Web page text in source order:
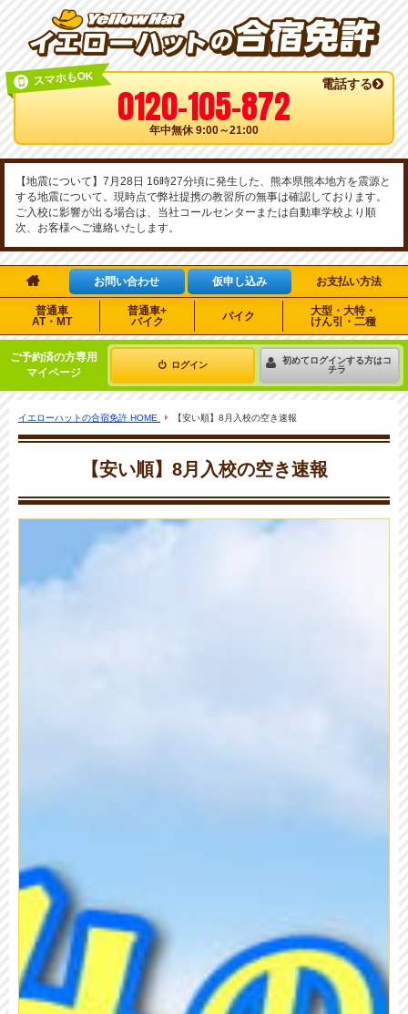
スマホもOK 電話する
0120-105-872
年中無休 9:00～21:00
【地震について】7月28日 16時27分頃に発生した、熊本県熊本地方を震源と
する地震について。現時点で弊社提携の教習所の無事は確認しております。
ご入校に影響が出る場合は、当社コールセンターまたは自動車学校より順
次、お客様へご連絡いたします。
 お問い合わせ 仮申し込み お支払い方法
普通車
AT・MT
普通車+
バイク
バイク
大型・大特・
けん引・二種
ご予約済の方専用
マイページ
ログイン
初めてログインする方はコ
チラ
イエローハットの合宿免許 HOME 【安い順】8月入校の空き速報
【安い順】8月入校の空き速報